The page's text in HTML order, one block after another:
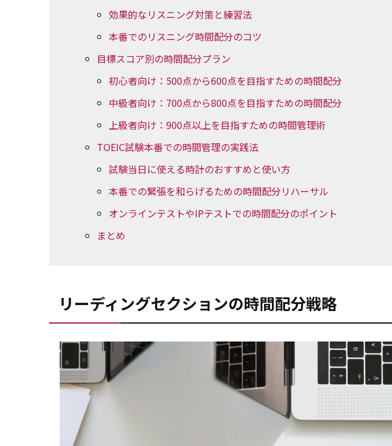
効果的なリスニング対策と練習法
本番でのリスニング時間配分のコツ
目標スコア別の時間配分プラン
初心者向け：500点から600点を目指すための時間配分
中級者向け：700点から800点を目指すための時間配分
上級者向け：900点以上を目指すための時間管理術
TOEIC試験本番での時間管理の実践法
試験当日に使える時計のおすすめと使い方
本番での緊張を和らげるための時間配分リハーサル
オンラインテストやIPテストでの時間配分のポイント
まとめ
リーディングセクションの時間配分戦略